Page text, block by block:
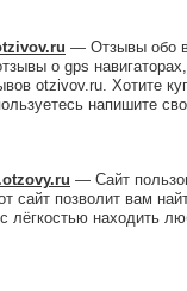
— Отзывы обо
о gps
otzivov.ru. Хотите
напишите
— Сайт
сайт позволит вам
лёгкостью находить